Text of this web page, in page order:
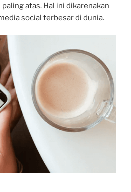
atas. Hal ini dikarenakan
social terbesar di dunia.